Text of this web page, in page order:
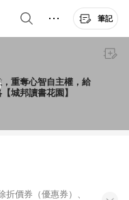
筆記
重奪心智自主權，給
城邦讀書花園】